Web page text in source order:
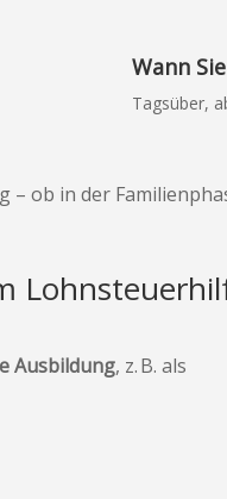
Wann
Tagsüber,
ob in der
Ausbildung, z. B. als